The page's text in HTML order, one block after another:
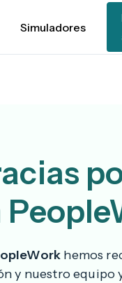
Simuladores
hemos
y nuestro equipo